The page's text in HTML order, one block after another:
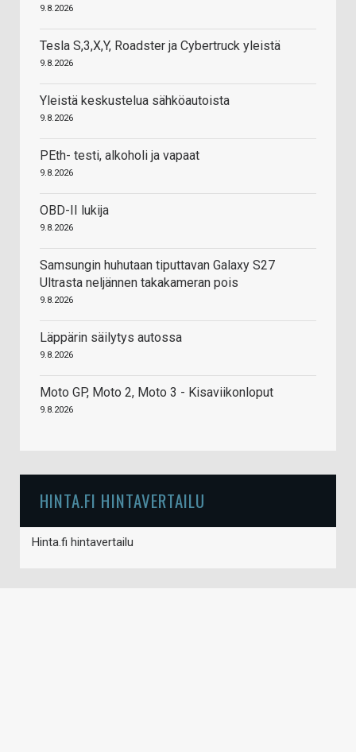
9.8.2026
Tesla S,3,X,Y, Roadster ja Cybertruck yleistä
9.8.2026
Yleistä keskustelua sähköautoista
9.8.2026
PEth- testi, alkoholi ja vapaat
9.8.2026
OBD-II lukija
9.8.2026
Samsungin huhutaan tiputtavan Galaxy S27
Ultrasta neljännen takakameran pois
9.8.2026
Läppärin säilytys autossa
9.8.2026
Moto GP, Moto 2, Moto 3 - Kisaviikonloput
9.8.2026
HINTA.FI HINTAVERTAILU
Hinta.fi hintavertailu